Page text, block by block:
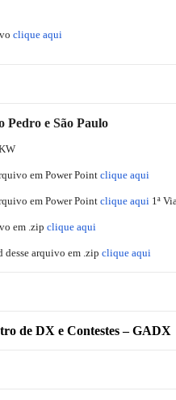
clique aqui
Pedro e São Paulo
em Power Point clique aqui
em Power Point clique aqui 1ª
em .zip clique aqui
desse arquivo em .zip clique aqui
de DX e Contestes – GADX